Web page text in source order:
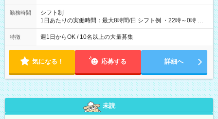
勤務時間
シフト制
1日あたりの実働時間：最大8時間/日 シフト例 ・22時～0時 入
社後、就業可能シフトをご確認の上、申請してください。
特徴 週1日からOK / 10名以上の大量募集
気になる！ 応募する 詳細へ
未読